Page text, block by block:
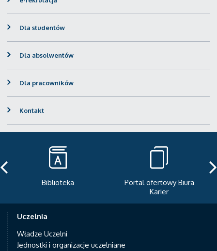
Dla studentów
Dla absolwentów
Dla pracowników
Kontakt
Portal ofertowy Biura
Newsletter
Uczelnia
Władze Uczelni
Jednostki i organizacje uczelniane